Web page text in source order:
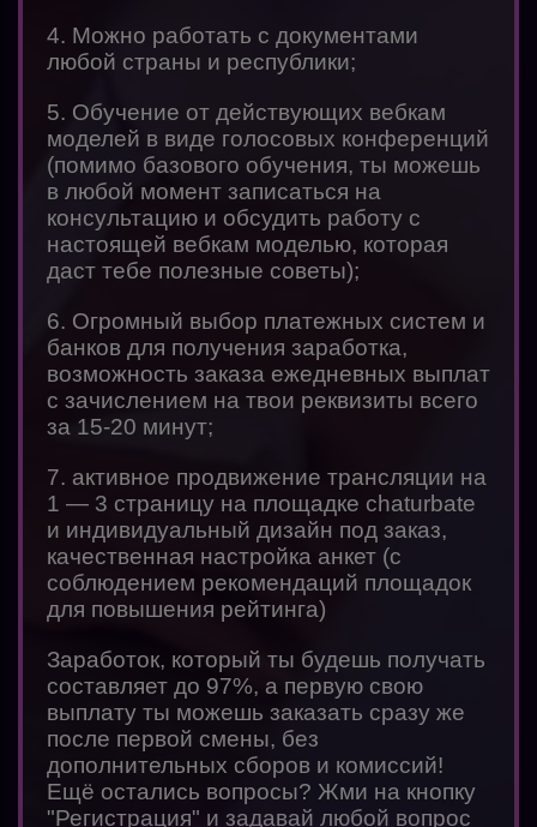
4. Можно работать с документами
любой страны и республики;
5. Обучение от действующих вебкам
моделей в виде голосовых конференций
(помимо базового обучения, ты можешь
в любой момент записаться на
консультацию и обсудить работу с
настоящей вебкам моделью, которая
даст тебе полезные советы);
6. Огромный выбор платежных систем и
банков для получения заработка,
возможность заказа ежедневных выплат
с зачислением на твои реквизиты всего
за 15-20 минут;
7. активное продвижение трансляции на
1 — 3 страницу на площадке chaturbate
и индивидуальный дизайн под заказ,
качественная настройка анкет (с
соблюдением рекомендаций площадок
для повышения рейтинга)
Заработок, который ты будешь получать
составляет до 97%, а первую свою
выплату ты можешь заказать сразу же
после первой смены, без
дополнительных сборов и комиссий!
Ещё остались вопросы? Жми на кнопку
"Регистрация" и задавай любой вопрос